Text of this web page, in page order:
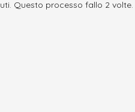
Questo processo fallo 2 volte.